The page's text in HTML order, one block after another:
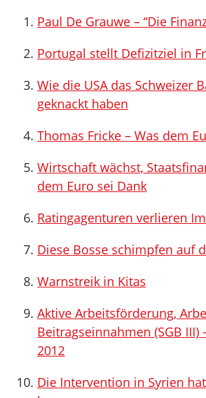
Paul De Grauwe – “Die
Portugal stellt Defizitziel in
Wie die USA das Schweizer
geknackt haben
Thomas Fricke – Was dem
Wirtschaft wächst,
dem Euro sei Dank
Ratingagenturen verlieren
Diese Bosse schimpfen auf
Warnstreik in Kitas
Aktive Arbeitsförderung,
Beitragseinnahmen (SGB III)
2012
Die Intervention in Syrien